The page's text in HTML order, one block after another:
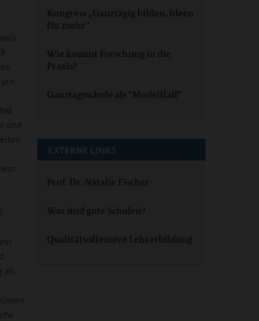
und
Kongress „Ganztägig bilden. Ideen
für mehr“
Wie kommt Forschung in die
Praxis?
Ganztagsschule als "Modellfall"
EXTERNE LINKS
Prof. Dr. Natalie Fischer
Was sind gute Schulen?
Qualitätsoffensive Lehrerbildung